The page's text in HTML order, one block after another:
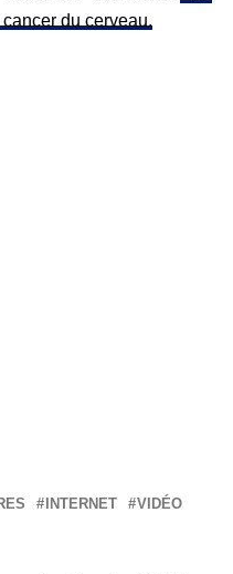
du cerveau.
INTERNET
VIDÉO